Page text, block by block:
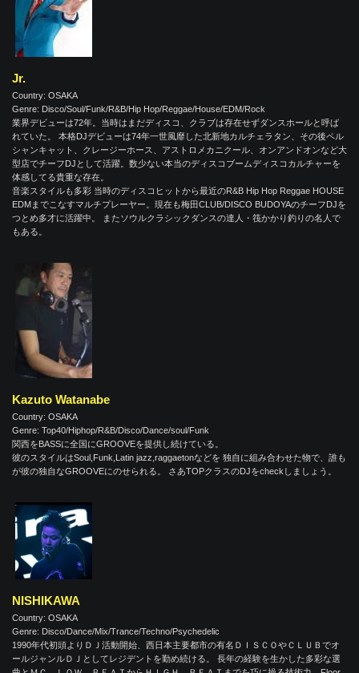
Jr.
Country: OSAKA
Genre: Disco/Soul/Funk/R&B/Hip Hop/Reggae/House/EDM/Rock
業界デビューは72年。当時はまだディスコ、クラブは存在せずダンスホールと呼ば
れていた。 本格DJデビューは74年一世風靡した北新地カルチェラタン、その後ペル
シャンキャット、クレージーホース、アストロメカニクール、オンアンドオンなど大
型店でチーフDJとして活躍。数少ない本当のディスコブームディスコカルチャーを
体感してる貴重な存在。
音楽スタイルも多彩 当時のディスコヒットから最近のR&B Hip Hop Reggae HOUSE
EDMまでこなすマルチプレーヤー。現在も梅田CLUB/DISCO BUDOYAのチーフDJを
つとめ多才に活躍中。 またソウルクラシックダンスの達人・筏かかり釣りの名人で
もある。
Kazuto Watanabe
Country: OSAKA
Genre: Top40/Hiphop/R&B/Disco/Dance/soul/Funk
関西をBASSに全国にGROOVEを提供し続けている。
彼のスタイルはSoul,Funk,Latin jazz,raggaetonなどを 独自に組み合わせた物で、誰も
が彼の独自なGROOVEにのせられる。 さあTOPクラスのDJをcheckしましょう。
NISHIKAWA
Country: OSAKA
Genre: Disco/Dance/Mix/Trance/Techno/Psychedelic
1990年代初頭よりＤＪ活動開始、西日本主要都市の有名ＤＩＳＣＯやＣＬＵＢでオ
ールジャンルＤＪとしてレジデントを勤め続ける。 長年の経験を生かした多彩な選